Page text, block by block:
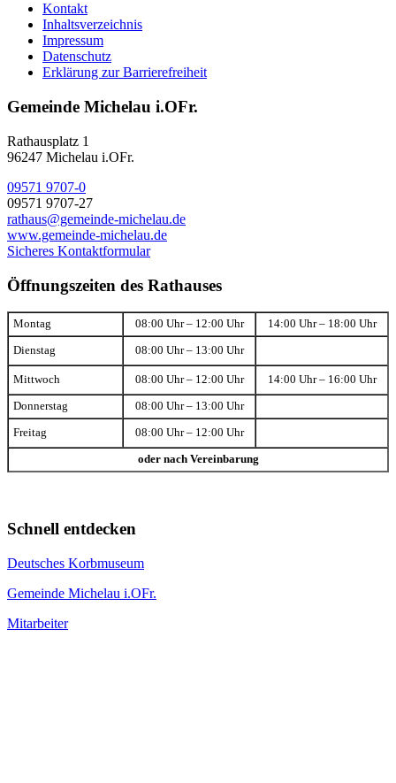
Kontakt
Inhaltsverzeichnis
Impressum
Datenschutz
Erklärung zur Barrierefreiheit
Gemeinde Michelau i.OFr.
Rathausplatz 1
96247 Michelau i.OFr.
09571 9707-0
09571 9707-27
rathaus@gemeinde-michelau.de
www.gemeinde-michelau.de
Sicheres Kontaktformular
Öffnungszeiten des Rathauses
Montag 08:00 Uhr – 12:00 Uhr 14:00 Uhr – 18:00 Uhr
Dienstag 08:00 Uhr – 13:00 Uhr
Mittwoch 08:00 Uhr – 12:00 Uhr 14:00 Uhr – 16:00 Uhr
Donnerstag 08:00 Uhr – 13:00 Uhr
Freitag 08:00 Uhr – 12:00 Uhr
oder nach Vereinbarung
Schnell entdecken
Deutsches Korbmuseum
Gemeinde Michelau i.OFr.
Mitarbeiter